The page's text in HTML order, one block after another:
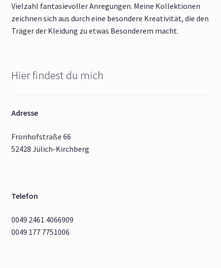
Vielzahl fantasievoller Anregungen. Meine Kollektionen
zeichnen sich aus durch eine besondere Kreativität, die den
Träger der Kleidung zu etwas Besonderem macht.
Hier findest du mich
Adresse
Fronhofstraße 66
52428 Jülich-Kirchberg
Telefon
0049 2461 4066909
0049 177 7751006